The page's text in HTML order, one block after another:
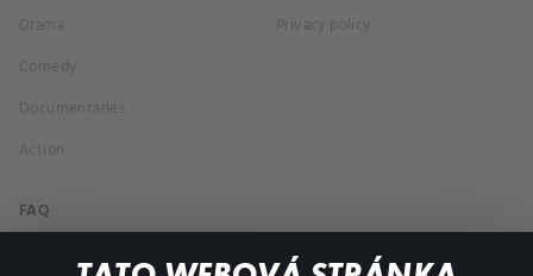
Drama
Comedy
Documentaries
Action
Privacy policy
FAQ
My profile